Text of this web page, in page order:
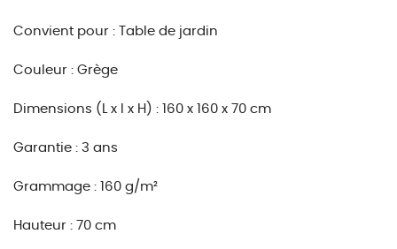
Convient pour : Table de jardin
Couleur : Grège
Dimensions (L x l x H) : 160 x 160 x 70 cm
Garantie : 3 ans
Grammage : 160 g/m²
Hauteur : 70 cm